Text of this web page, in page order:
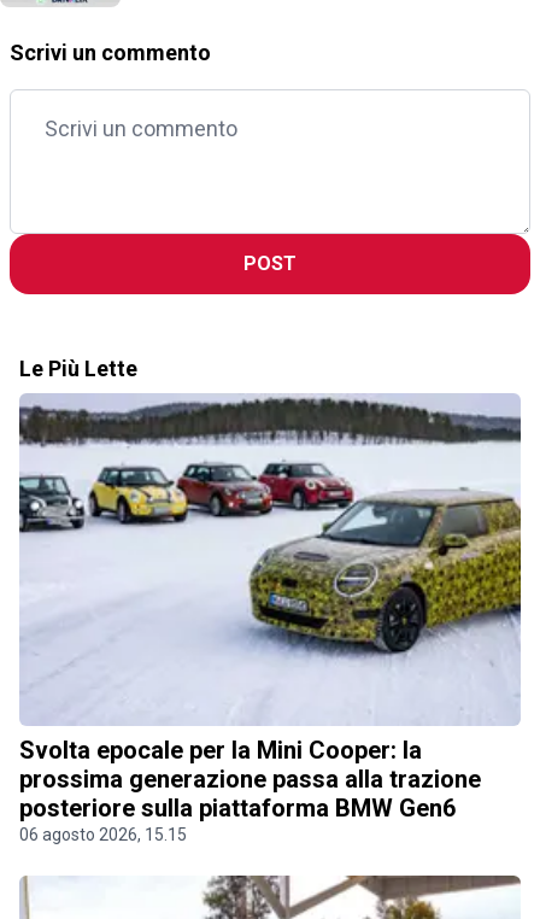
Scrivi un commento
POST
Le Più Lette
Svolta epocale per la Mini Cooper: la
prossima generazione passa alla trazione
posteriore sulla piattaforma BMW Gen6
06 agosto 2026, 15.15